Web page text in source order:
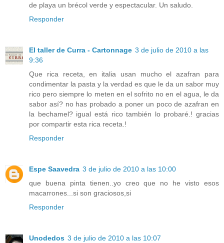
de playa un brécol verde y espectacular. Un saludo.
Responder
El taller de Curra - Cartonnage 3 de julio de 2010 a las
9:36
Que rica receta, en italia usan mucho el azafran para
condimentar la pasta y la verdad es que le da un sabor muy
rico pero siempre lo meten en el sofrito no en el agua, le da
sabor así? no has probado a poner un poco de azafran en
la bechamel? igual está rico también lo probaré.! gracias
por compartir esta rica receta.!
Responder
Espe Saavedra 3 de julio de 2010 a las 10:00
que buena pinta tienen..yo creo que no he visto esos
macarrones...si son graciosos,si
Responder
Unodedos 3 de julio de 2010 a las 10:07